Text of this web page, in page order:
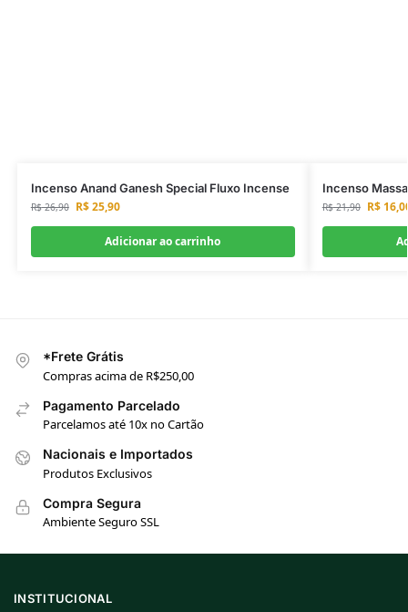
Incenso Anand Ganesh Special Fluxo Incense
R$26,90 R$25,90
Adicionar ao carrinho
Incenso
R$21,90 R$
*Frete Grátis
Compras acima de R$250,00
Pagamento Parcelado
Parcelamos até 10x no Cartão
Nacionais e Importados
Produtos Exclusivos
Compra Segura
Ambiente Seguro SSL
INSTITUCIONAL